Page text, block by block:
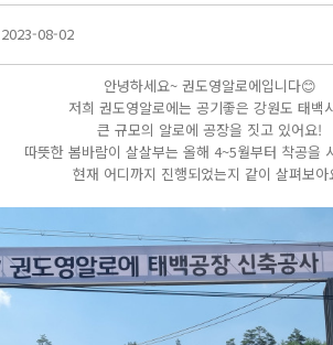
2023-08-02
안녕하세요~ 권도영알로에입니다😊
저희 권도영알로에는 공기좋은 강원도 태백
큰 규모의 알로에 공장을 짓고 있어요!
따뜻한 봄바람이 살살부는 올해 4~5월부터 착공을
현재 어디까지 진행되었는지 같이 살펴보아